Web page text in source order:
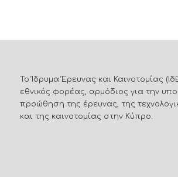
Το Ίδρυμα Έρευνας και Καινοτομίας
εθνικός φορέας, αρμόδιος για την
προώθηση της έρευνας, της
και της καινοτομίας στην Κύπρο.